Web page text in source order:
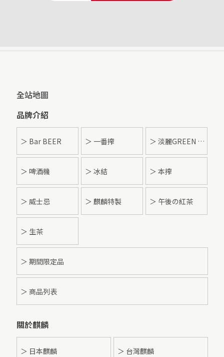
全站地圖
品牌介紹
＞ Bar BEER ＞ 一番搾 ＞ 淡麗GREEN LABEL
＞ 啤酒機 ＞ 冰結 ＞ 本搾
＞ 威士忌 ＞ 麒麟特製 ＞ 午後の紅茶
＞ 生茶
＞ 期間限定品
＞ 商品列表
關於麒麟
＞ 日本麒麟 ＞ 台灣麒麟